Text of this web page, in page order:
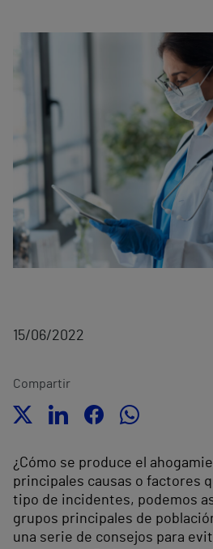
Comunicación
15/06/2022
Compartir
¿Cómo se produce el
principales causas o factores
tipo de incidentes, podemos
grupos principales de
una serie de consejos para